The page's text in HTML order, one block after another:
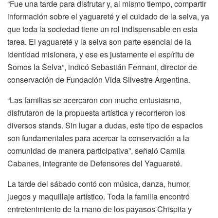
“Fue una tarde para disfrutar y, al mismo tiempo, compartir
información sobre el yaguareté y el cuidado de la selva, ya
que toda la sociedad tiene un rol indispensable en esta
tarea. El yaguareté y la selva son parte esencial de la
identidad misionera, y ese es justamente el espíritu de
Somos la Selva”, indicó Sebastián Fermani, director de
conservación de Fundación Vida Silvestre Argentina.
“Las familias se acercaron con mucho entusiasmo,
disfrutaron de la propuesta artística y recorrieron los
diversos stands. Sin lugar a dudas, este tipo de espacios
son fundamentales para acercar la conservación a la
comunidad de manera participativa”, señaló Camila
Cabanes, integrante de Defensores del Yaguareté.
La tarde del sábado contó con música, danza, humor,
juegos y maquillaje artístico. Toda la familia encontró
entretenimiento de la mano de los payasos Chispita y